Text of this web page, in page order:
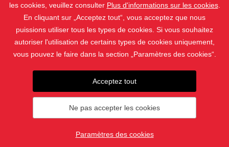
Les photographies sont protégées par des droits d'auteur et leur
téléchargement ou utilisation sans permission est interdit.
crée parwebProgress
les cookies, veuillez consulter Plus d'informations sur les cookies.
En cliquant sur „Acceptez tout“, vous acceptez que nous
puissions utiliser tous les types de cookies. Si vous souhaitez
autoriser l'utilisation de certains types de cookies uniquement,
vous pouvez le faire dans la section „Paramètres des cookies“.
Acceptez tout
Ne pas accepter les cookies
Paramètres des cookies